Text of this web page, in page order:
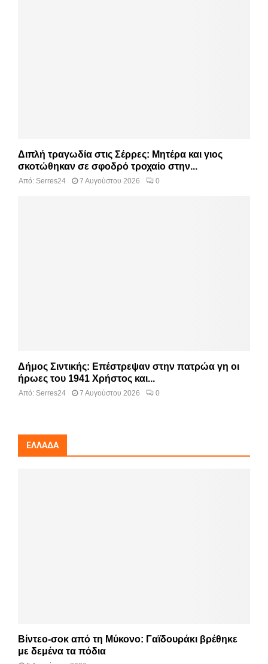
Διπλή τραγωδία στις Σέρρες: Μητέρα και γιος
σκοτώθηκαν σε σφοδρό τροχαίο στην...
Από: Serres24 7 Αυγούστου 2026 0
Δήμος Σιντικής: Επέστρεψαν στην πατρώα γη οι
ήρωες του 1941 Χρήστος και...
Από: Serres24 7 Αυγούστου 2026 0
ΕΛΛΆΔΑ
Βίντεο-σοκ από τη Μύκονο: Γαϊδουράκι βρέθηκε
με δεμένα τα πόδια